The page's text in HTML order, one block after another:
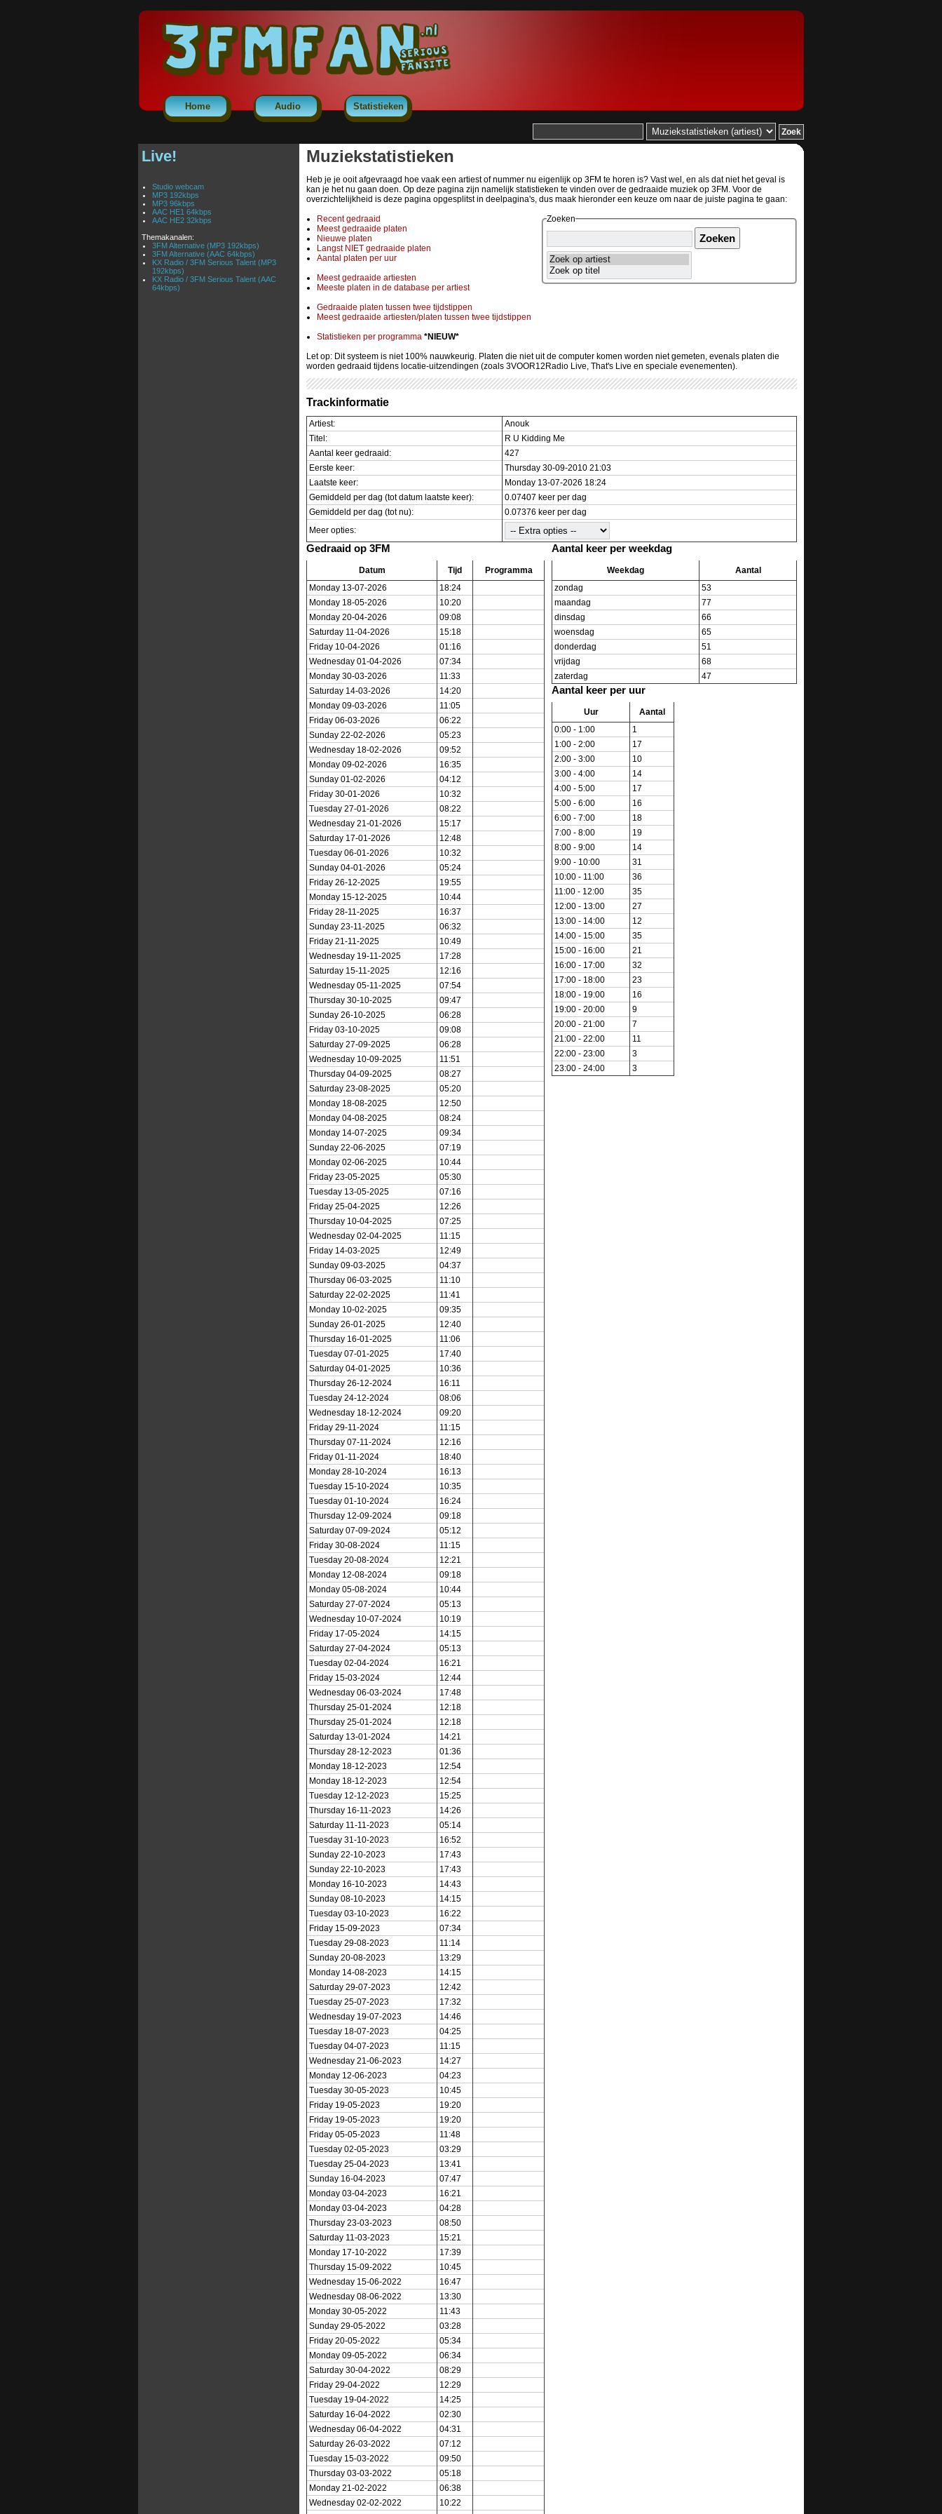
Home Audio Statistieken
Live!
Studio webcam
MP3 192kbps
MP3 96kbps
AAC HE1 64kbps
AAC HE2 32kbps
Themakanalen:
3FM Alternative (MP3 192kbps)
3FM Alternative (AAC 64kbps)
KX Radio / 3FM Serious Talent (MP3
192kbps)
KX Radio / 3FM Serious Talent (AAC
64kbps)
Muziekstatistieken
Heb je je ooit afgevraagd hoe vaak een artiest of nummer nu eigenlijk op 3FM te horen is? Vast wel, en als dat niet het geval is
kan je het nu gaan doen. Op deze pagina zijn namelijk statistieken te vinden over de gedraaide muziek op 3FM. Voor de
overzichtelijkheid is deze pagina opgesplitst in deelpagina's, dus maak hieronder een keuze om naar de juiste pagina te gaan:
Zoeken
Recent gedraaid
Meest gedraaide platen
Nieuwe platen
Langst NIET gedraaide platen
Aantal platen per uur
Meest gedraaide artiesten
Meeste platen in de database per artiest
Gedraaide platen tussen twee tijdstippen
Meest gedraaide artiesten/platen tussen twee tijdstippen
Statistieken per programma *NIEUW*
Let op: Dit systeem is niet 100% nauwkeurig. Platen die niet uit de computer komen worden niet gemeten, evenals platen die
worden gedraaid tijdens locatie-uitzendingen (zoals 3VOOR12Radio Live, That's Live en speciale evenementen).
Trackinformatie
Artiest:
Anouk
Titel:
R U Kidding Me
Aantal keer gedraaid:
427
Eerste keer:
Thursday 30-09-2010 21:03
Laatste keer:
Monday 13-07-2026 18:24
Gemiddeld per dag (tot datum laatste keer):
0.07407 keer per dag
Gemiddeld per dag (tot nu):
0.07376 keer per dag
Meer opties:
Gedraaid op 3FM
Datum Tijd
Programma
Monday 13-07-2026
18:24
Monday 18-05-2026
10:20
Monday 20-04-2026
09:08
Saturday 11-04-2026
15:18
Friday 10-04-2026
01:16
Wednesday 01-04-2026
07:34
Monday 30-03-2026
11:33
Saturday 14-03-2026
14:20
Monday 09-03-2026
11:05
Friday 06-03-2026
06:22
Sunday 22-02-2026
05:23
Wednesday 18-02-2026
09:52
Monday 09-02-2026
16:35
Sunday 01-02-2026
04:12
Friday 30-01-2026
10:32
Tuesday 27-01-2026
08:22
Wednesday 21-01-2026
15:17
Saturday 17-01-2026
12:48
Tuesday 06-01-2026
10:32
Sunday 04-01-2026
05:24
Friday 26-12-2025
19:55
Monday 15-12-2025
10:44
Friday 28-11-2025
16:37
Sunday 23-11-2025
06:32
Friday 21-11-2025
10:49
Wednesday 19-11-2025
17:28
Saturday 15-11-2025
12:16
Wednesday 05-11-2025
07:54
Thursday 30-10-2025
09:47
Sunday 26-10-2025
06:28
Friday 03-10-2025
09:08
Saturday 27-09-2025
06:28
Wednesday 10-09-2025
11:51
Thursday 04-09-2025
08:27
Saturday 23-08-2025
05:20
Monday 18-08-2025
12:50
Monday 04-08-2025
08:24
Monday 14-07-2025
09:34
Sunday 22-06-2025
07:19
Monday 02-06-2025
10:44
Friday 23-05-2025
05:30
Tuesday 13-05-2025
07:16
Friday 25-04-2025
12:26
Thursday 10-04-2025
07:25
Wednesday 02-04-2025
11:15
Friday 14-03-2025
12:49
Sunday 09-03-2025
04:37
Thursday 06-03-2025
11:10
Saturday 22-02-2025
11:41
Monday 10-02-2025
09:35
Sunday 26-01-2025
12:40
Thursday 16-01-2025
11:06
Tuesday 07-01-2025
17:40
Saturday 04-01-2025
10:36
Thursday 26-12-2024
16:11
Tuesday 24-12-2024
08:06
Wednesday 18-12-2024
09:20
Friday 29-11-2024
11:15
Thursday 07-11-2024
12:16
Friday 01-11-2024
18:40
Monday 28-10-2024
16:13
Tuesday 15-10-2024
10:35
Tuesday 01-10-2024
16:24
Thursday 12-09-2024
09:18
Saturday 07-09-2024
05:12
Friday 30-08-2024
11:15
Tuesday 20-08-2024
12:21
Monday 12-08-2024
09:18
Monday 05-08-2024
10:44
Saturday 27-07-2024
05:13
Wednesday 10-07-2024
10:19
Friday 17-05-2024
14:15
Saturday 27-04-2024
05:13
Tuesday 02-04-2024
16:21
Friday 15-03-2024
12:44
Wednesday 06-03-2024
17:48
Thursday 25-01-2024
12:18
Thursday 25-01-2024
12:18
Saturday 13-01-2024
14:21
Thursday 28-12-2023
01:36
Monday 18-12-2023
12:54
Monday 18-12-2023
12:54
Tuesday 12-12-2023
15:25
Thursday 16-11-2023
14:26
Saturday 11-11-2023
05:14
Tuesday 31-10-2023
16:52
Sunday 22-10-2023
17:43
Sunday 22-10-2023
17:43
Monday 16-10-2023
14:43
Sunday 08-10-2023
14:15
Tuesday 03-10-2023
16:22
Friday 15-09-2023
07:34
Tuesday 29-08-2023
11:14
Sunday 20-08-2023
13:29
Monday 14-08-2023
14:15
Saturday 29-07-2023
12:42
Tuesday 25-07-2023
17:32
Wednesday 19-07-2023
14:46
Tuesday 18-07-2023
04:25
Tuesday 04-07-2023
11:15
Wednesday 21-06-2023
14:27
Monday 12-06-2023
04:23
Tuesday 30-05-2023
10:45
Friday 19-05-2023
19:20
Friday 19-05-2023
19:20
Friday 05-05-2023
11:48
Tuesday 02-05-2023
03:29
Tuesday 25-04-2023
13:41
Sunday 16-04-2023
07:47
Monday 03-04-2023
16:21
Monday 03-04-2023
04:28
Thursday 23-03-2023
08:50
Saturday 11-03-2023
15:21
Monday 17-10-2022
17:39
Thursday 15-09-2022
10:45
Wednesday 15-06-2022
16:47
Wednesday 08-06-2022
13:30
Monday 30-05-2022
11:43
Sunday 29-05-2022
03:28
Friday 20-05-2022
05:34
Monday 09-05-2022
06:34
Saturday 30-04-2022
08:29
Friday 29-04-2022
12:29
Tuesday 19-04-2022
14:25
Saturday 16-04-2022
02:30
Wednesday 06-04-2022
04:31
Saturday 26-03-2022
07:12
Tuesday 15-03-2022
09:50
Thursday 03-03-2022
05:18
Monday 21-02-2022
06:38
Wednesday 02-02-2022
10:22
Aantal keer per weekdag
Weekdag
Aantal
zondag
53
maandag
77
dinsdag
66
woensdag
65
donderdag
51
vrijdag
68
zaterdag
47
Aantal keer per uur
Uur
Aantal
0:00 - 1:00
1
1:00 - 2:00
17
2:00 - 3:00
10
3:00 - 4:00
14
4:00 - 5:00
17
5:00 - 6:00
16
6:00 - 7:00
18
7:00 - 8:00
19
8:00 - 9:00
14
9:00 - 10:00
31
10:00 - 11:00
36
11:00 - 12:00
35
12:00 - 13:00
27
13:00 - 14:00
12
14:00 - 15:00
35
15:00 - 16:00
21
16:00 - 17:00
32
17:00 - 18:00
23
18:00 - 19:00
16
19:00 - 20:00
9
20:00 - 21:00
7
21:00 - 22:00
11
22:00 - 23:00
3
23:00 - 24:00
3